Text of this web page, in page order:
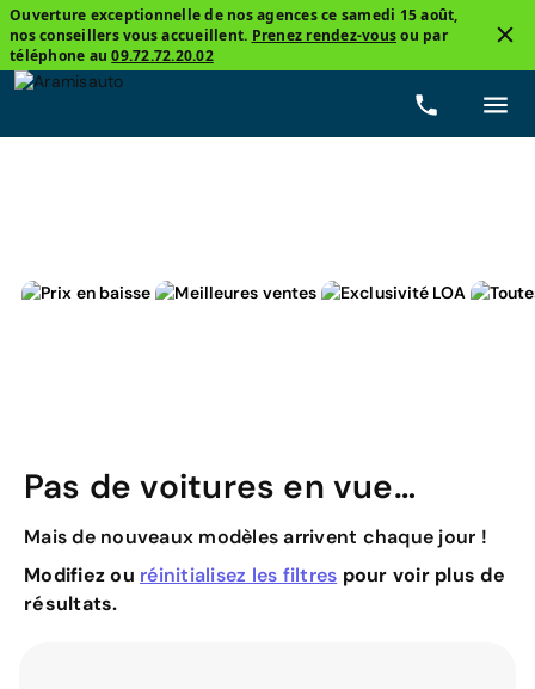
Ouverture exceptionnelle de nos agences ce samedi 15 août,
nos conseillers vous accueillent. Prenez rendez-vousou par
téléphone au09.72.72.20.02
Électrique Prix
Pas de voitures en vue…
Mais de nouveaux modèles arrivent chaque jour !
Modifiez ou réinitialisez les filtres pour voir plus de
résultats.